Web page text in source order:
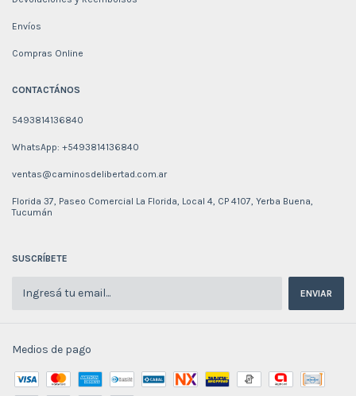
Envíos
Compras Online
CONTACTÁNOS
5493814136840
WhatsApp: +5493814136840
ventas@caminosdelibertad.com.ar
Florida 37, Paseo Comercial La Florida, Local 4, CP 4107, Yerba Buena,
Tucumán
SUSCRÍBETE
Medios de pago